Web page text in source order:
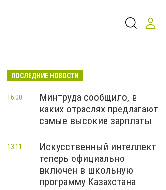
ПОСЛЕДНИЕ НОВОСТИ
Минтруда сообщило, в
каких отраслях предлагают
самые высокие зарплаты
16:00
Искусственный интеллект
теперь официально
включен в школьную
программу Казахстана
13:11